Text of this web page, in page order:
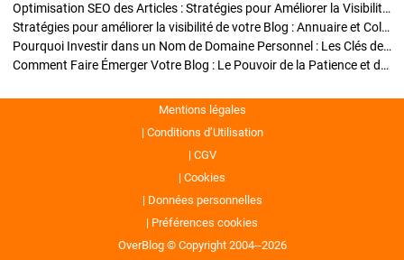
Optimisation SEO des Articles : Stratégies pour Améliorer la Visibilité de Votre Blog
Stratégies pour améliorer la visibilité de votre Blog : Annuaire et Collaborations
Pourquoi Investir dans un Nom de Domaine Personnel : Les Clés de la Réussite de Votre Blog
Comment Faire Émerger Votre Blog : Le Pouvoir de la Patience et de la Persévérance
Mentions légales
Conditions d’Utilisation
CGV
Cookies
Données personnelles
Préférences cookies
OverBlog © Copyright 2004--2026